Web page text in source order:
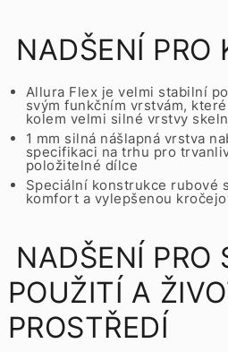
NADŠENÍ PRO
Allura Flex je velmi stabilní
svým funkčním vrstvám,
kolem velmi silné vrstvy
1 mm silná nášlapná vrstva
specifikaci na trhu pro
položitelné dílce
Speciální konstrukce rubové
komfort a vylepšenou
NADŠENÍ PRO
POUŽITÍ A
PROSTŘEDÍ